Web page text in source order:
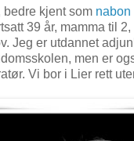
bedre kjent som nabon
39 år, mamma til
Jeg er utdannet
men er
Vi bor i Lier rett